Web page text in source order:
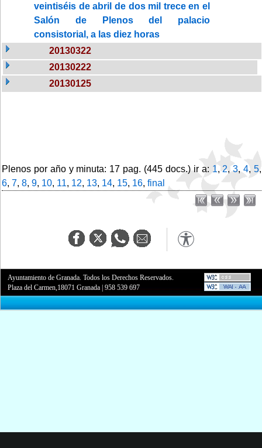
veintiséis de abril de dos mil trece en el
Salón de Plenos del palacio
consistorial, a las diez horas
20130322
20130222
20130125
Plenos por año y minuta: 17 pag. (445 docs.) ir a: 1,2,3,4,5,
6, 7, 8, 9, 10, 11, 12, 13, 14, 15, 16, final
Ayuntamiento de Granada. Todos los Derechos Reservados.
Plaza del Carmen,18071 Granada |958 539 697